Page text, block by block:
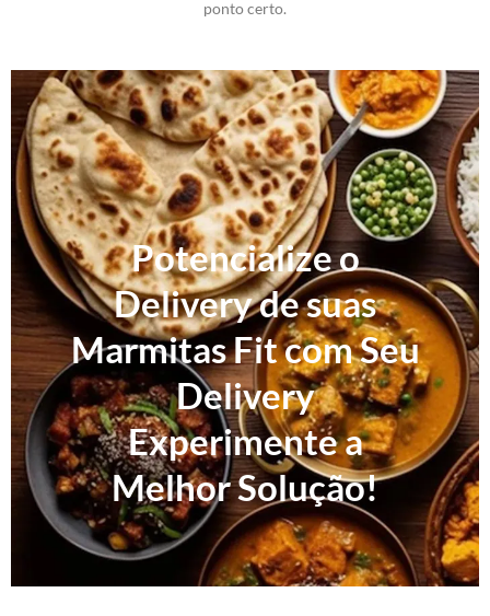
ponto certo.
Potencialize o
Delivery de suas
Marmitas Fit com Seu
Delivery
Experimente a
Melhor Solução!